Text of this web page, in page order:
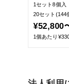
1セット8個入
20セット(144
¥52,800
1個あたり